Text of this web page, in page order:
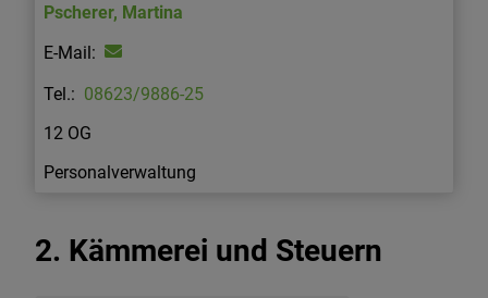
Pscherer, Martina
08623/9886-25
12 OG
Personalverwaltung
2. Kämmerei und Steuern